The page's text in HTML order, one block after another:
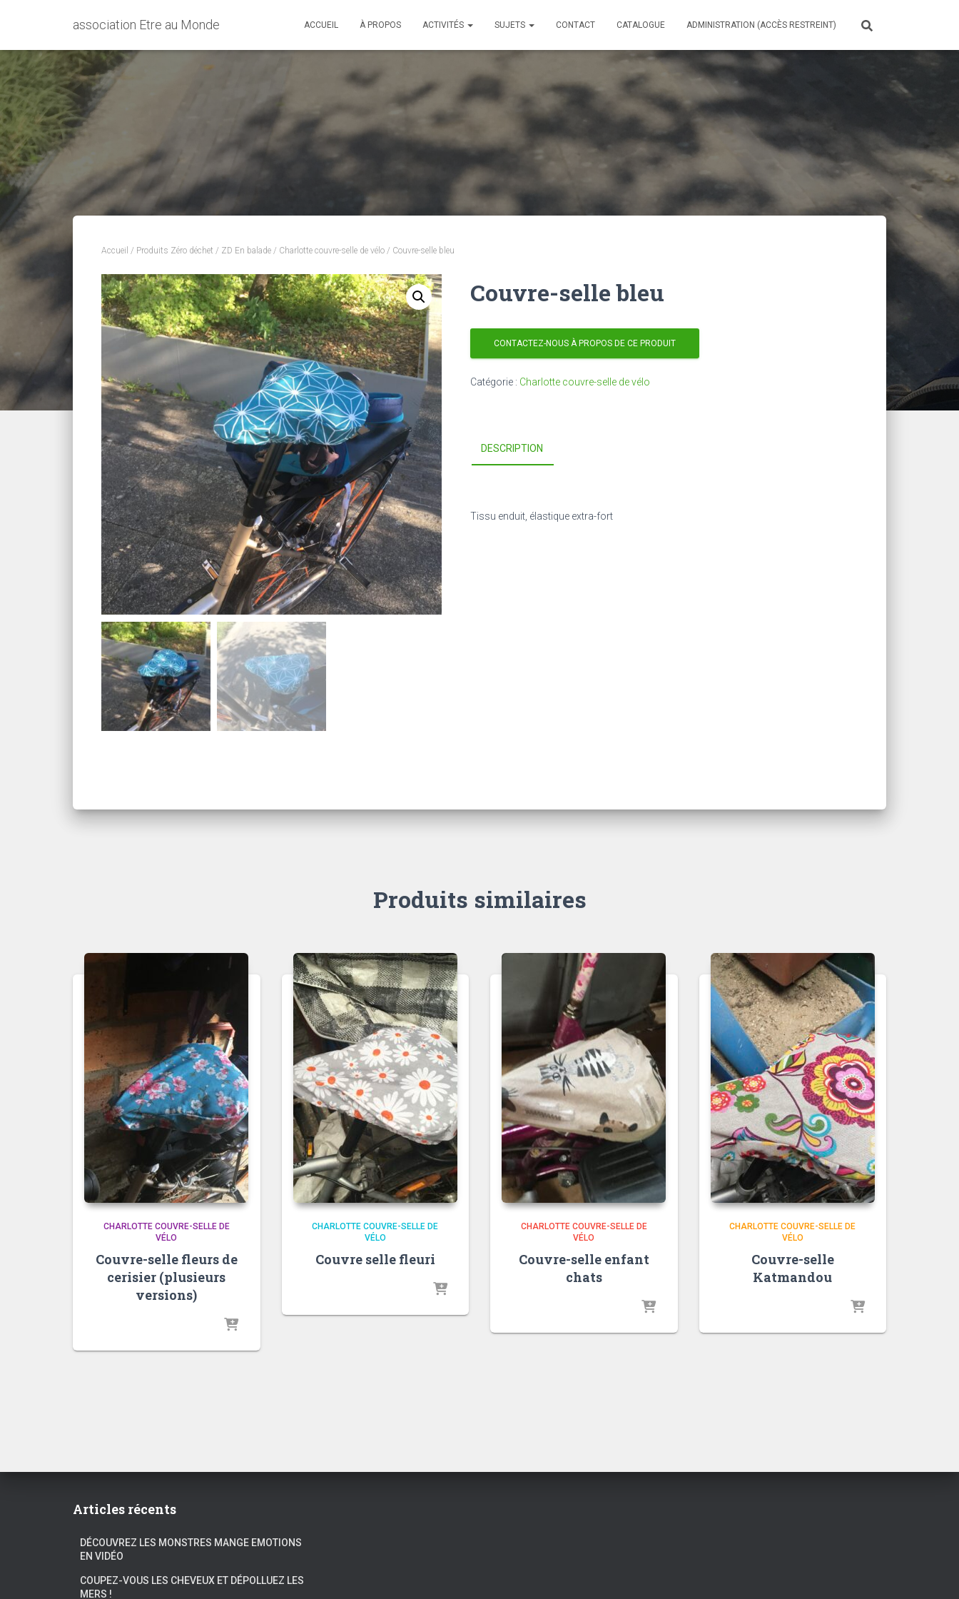
association Etre au Monde ACCUEIL À PROPOS ACTIVITÉS SUJETS CONTACT CATALOGUE ADMINISTRATION (ACCÈS RESTREINT)
Accueil / Produits Zéro déchet / ZD En balade / Charlotte couvre-selle de vélo / Couvre-selle bleu
Couvre-selle bleu
CONTACTEZ-NOUS À PROPOS DE CE PRODUIT
Catégorie : Charlotte couvre-selle de vélo
DESCRIPTION
Tissu enduit, élastique extra-fort
Produits similaires
CHARLOTTE COUVRE-SELLE DE
VÉLO
Couvre-selle fleurs de
cerisier (plusieurs
versions)
CHARLOTTE COUVRE-SELLE DE
VÉLO
Couvre selle fleuri
CHARLOTTE COUVRE-SELLE DE
VÉLO
Couvre-selle enfant
chats
CHARLOTTE COUVRE-SELLE DE
VÉLO
Couvre-selle
Katmandou
Articles récents
DÉCOUVREZ LES MONSTRES MANGE EMOTIONS
EN VIDÉO
COUPEZ-VOUS LES CHEVEUX ET DÉPOLLUEZ LES
MERS !